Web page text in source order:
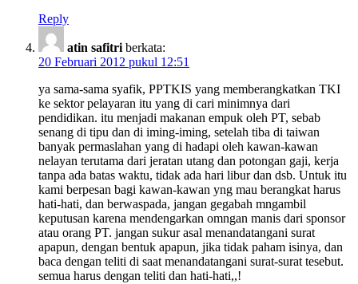
Reply
atin safitri berkata:
20 Februari 2012 pukul 12:51
ya sama-sama syafik, PPTKIS yang memberangkatkan TKI
ke sektor pelayaran itu yang di cari minimnya dari
pendidikan. itu menjadi makanan empuk oleh PT, sebab
senang di tipu dan di iming-iming, setelah tiba di taiwan
banyak permaslahan yang di hadapi oleh kawan-kawan
nelayan terutama dari jeratan utang dan potongan gaji, kerja
tanpa ada batas waktu, tidak ada hari libur dan dsb. Untuk itu
kami berpesan bagi kawan-kawan yng mau berangkat harus
hati-hati, dan berwaspada, jangan gegabah mngambil
keputusan karena mendengarkan omngan manis dari sponsor
atau orang PT. jangan sukur asal menandatangani surat
apapun, dengan bentuk apapun, jika tidak paham isinya, dan
baca dengan teliti di saat menandatangani surat-surat tesebut.
semua harus dengan teliti dan hati-hati,,!